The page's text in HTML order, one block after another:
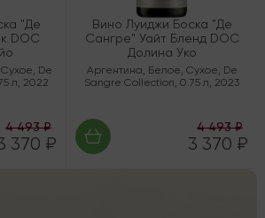
"Де
DOC
Сухое, De
л, 2022
4 493 ₽
370 ₽
Вино Луиджи Боска "Де
Сангре" Уайт Бленд DOC
Долина Уко
Аргентина, Белое, Сухое, De
Sangre Collection, 0.75 л, 2023
4 493 ₽
3 370 ₽